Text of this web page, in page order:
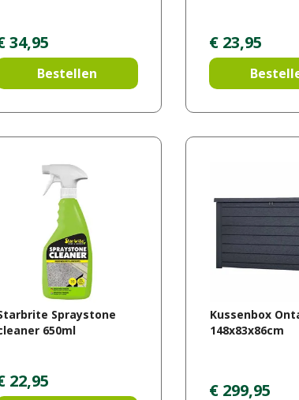
34,95
Bestellen
€ 23,95
Spraystone
650ml
22,95
Kussenbox
148x83x86cm
€ 299,95